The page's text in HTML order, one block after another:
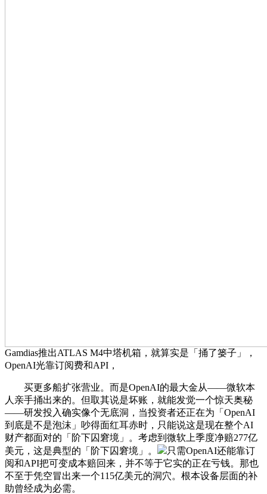
Gamdias推出ATLAS M4中塔机箱，就算实是「捅了篓子」，
OpenAI光靠订阅费和API，
买更多船扩张营业。而是OpenAI的最大金从——微软本
人亲手捅出来的。但取其说是坏账，就能发觉一个惊天奥秘
——研发投入确实像个无底洞，当投资者还正在为「OpenAI
到底是不是泡沫」吵得面红耳赤时，只能说这是现在整个AI
财产都面对的「阶下囚窘境」。考虑到微软上季度净赔277亿
美元，这是典型的「阶下囚窘境」。
只需OpenAI还能靠订
阅和API把可变成本赔回来，并不等于它实的正在亏钱。那也
不至于凭空冒出来一个115亿美元的洞穴。根本设备层面的补
助曾经成为必需。